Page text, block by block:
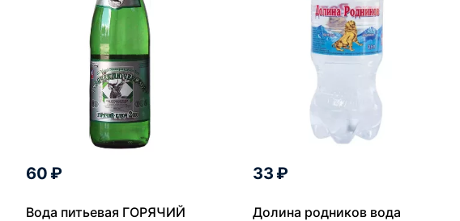
60 ₽
Вода питьевая ГОРЯЧИЙ
33 ₽
Долина родников вода